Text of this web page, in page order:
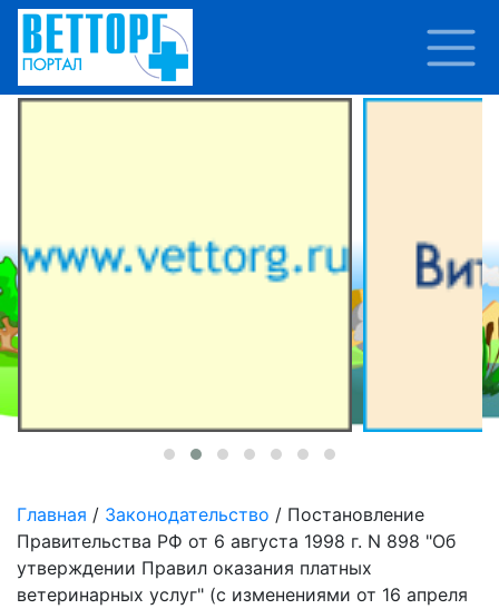
Главная / Законодательство / Постановление
Правительства РФ от 6 августа 1998 г. N 898 "Об
утверждении Правил оказания платных
ветеринарных услуг" (с изменениями от 16 апреля